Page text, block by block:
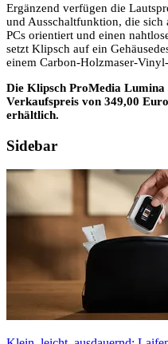
Ergänzend verfügen die
und Ausschaltfunktion, die sich
PCs orientiert und einen
setzt Klipsch auf ein
einem Carbon-Holzmaser-
Die Klipsch ProMedia Lumina
Verkaufspreis von 349,00
erhältlich.
Sidebar